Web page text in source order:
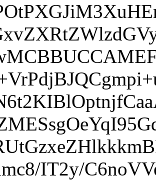
IT2y/